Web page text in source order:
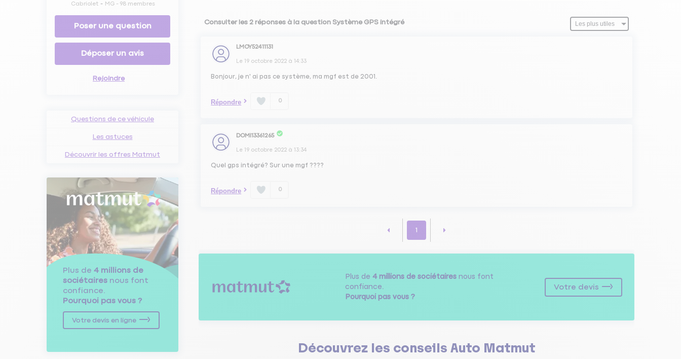
Cabriolet MG - 98 membres
Poser une question
Déposer un avis
Rejoindre
Questions de ce véhicule
Les astuces
Découvrir les offres Matmut
Plus de 4 millions de
sociétaires nous font
confiance.
Pourquoi pas vous ?
Votre devis en ligne
Consulter les 2 réponses à la question Système GPS intégré
LMOY52411131
Le 19 octobre 2022 à 14:33
Bonjour, je n' ai pas ce système, ma mgf est de 2001.
Répondre 0
DOMI13361265
Le 19 octobre 2022 à 13:34
Quel gps intégré? Sur une mgf ????
Répondre 0
1
Plus de 4 millions de sociétairesnous font
confiance.
Pourquoi pas vous ?
Votre devis
Découvrez les conseils Auto Matmut